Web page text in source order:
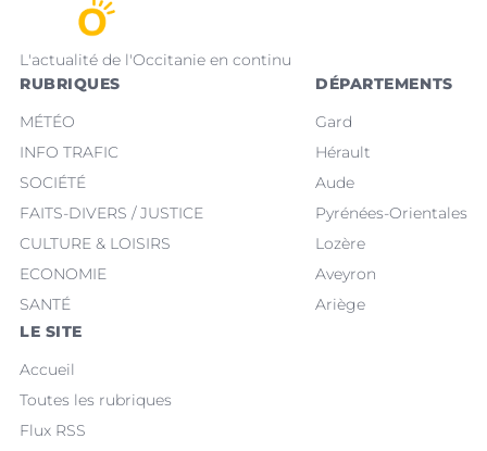
L'actualité de l'Occitanie en continu
RUBRIQUES
MÉTÉO
INFO TRAFIC
SOCIÉTÉ
FAITS-DIVERS / JUSTICE
CULTURE & LOISIRS
ECONOMIE
SANTÉ
DÉPARTEMENTS
Gard
Hérault
Aude
Pyrénées-Orientales
Lozère
Aveyron
Ariège
LE SITE
Accueil
Toutes les rubriques
Flux RSS